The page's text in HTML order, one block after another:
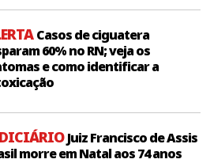
Casos de ciguatera
60% no RN; veja os
e como identificar a
Juiz Francisco de Assis
morre em Natal aos 74 anos